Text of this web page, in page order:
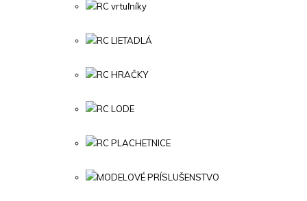
RC vrtuľníky
RC LIETADLÁ
RC HRAČKY
RC LODE
RC PLACHETNICE
MODELOVÉ PRÍSLUŠENSTVO